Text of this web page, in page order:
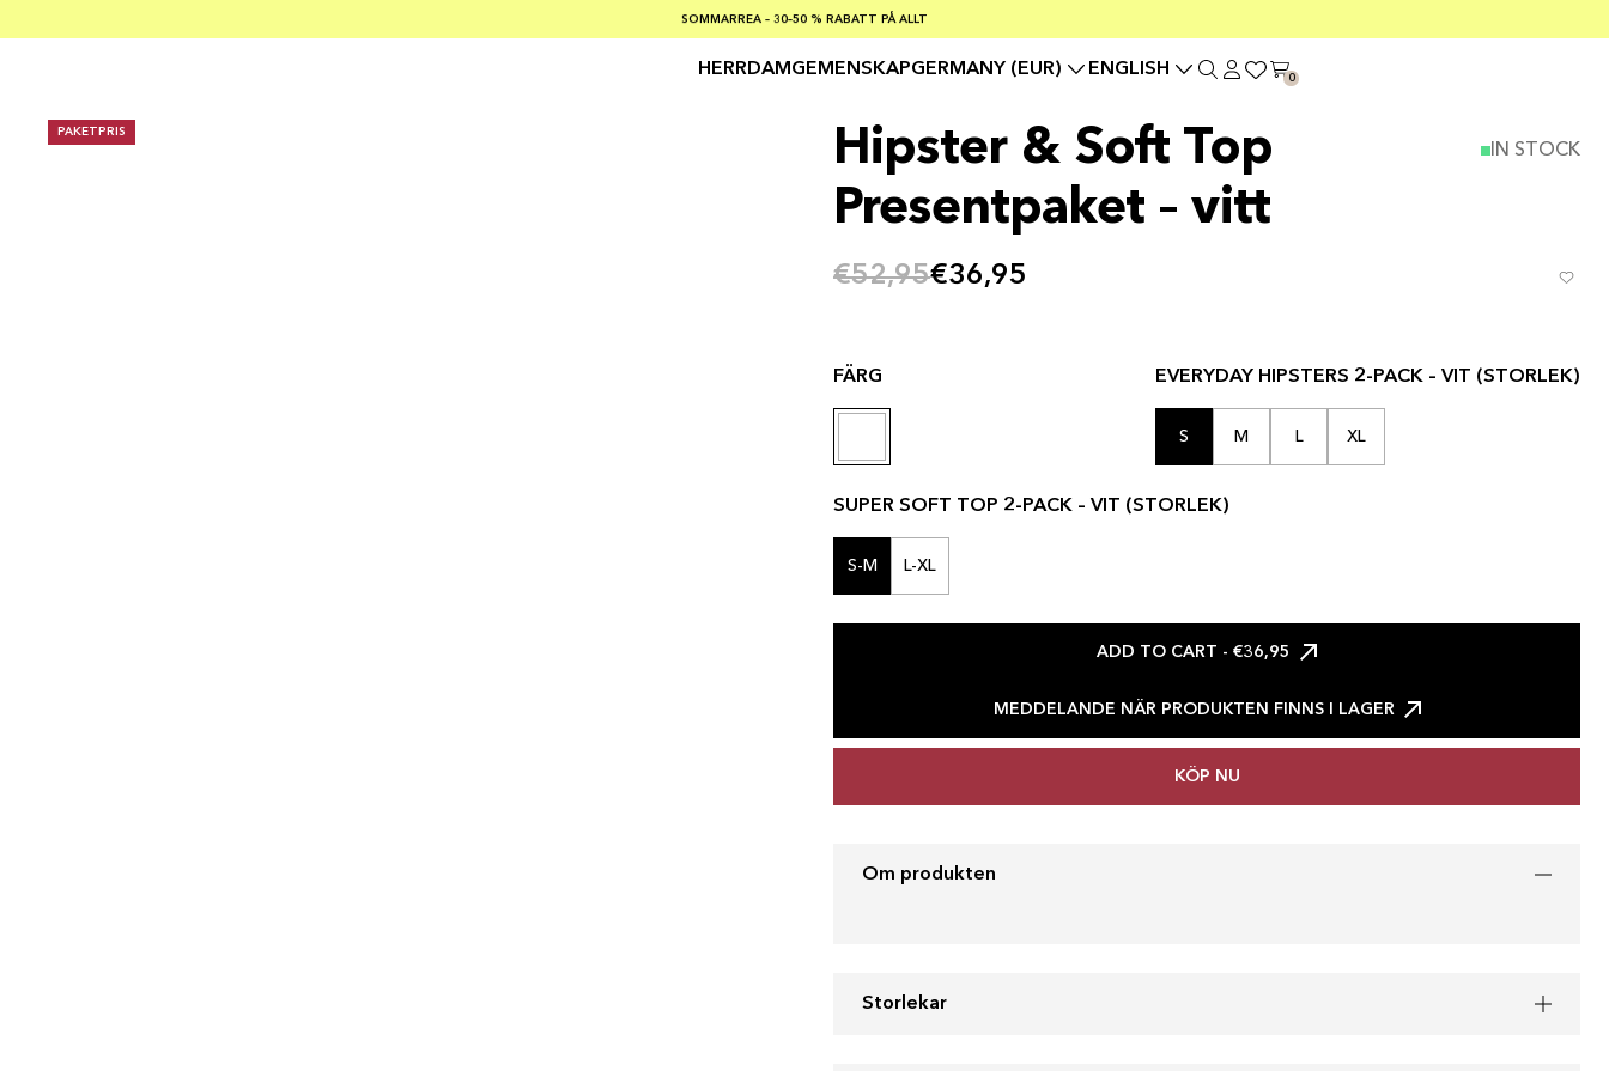
SOMMARREA – 30–50 % RABATT PÅ ALLT
FRI FRAKT PÅ KÖP ÖVER €100
Säker betalning med
HERRDAMGEMENSKAPGERMANY (EUR) ENGLISH 0
PAKETPRIS
Hipster & Soft Top
Presentpaket – vitt
IN STOCK
€52,95€36,95
FÄRG EVERYDAY HIPSTERS 2-PACK – VIT (STORLEK)
S M L XL
SUPER SOFT TOP 2-PACK – VIT (STORLEK)
S-M L-XL
ADD TO CART - €36,95
MEDDELANDE NÄR PRODUKTEN FINNS I LAGER
KÖP NU
Om produkten
Storlekar